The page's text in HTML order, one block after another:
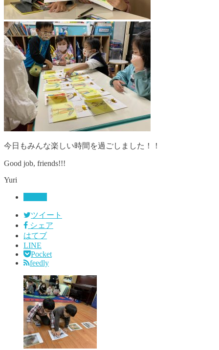
今日もみんな楽しい時間を過ごしました！！
Good job, friends!!!
Yuri
ツイート
シェア
はてブ
LINE
Pocket
feedly